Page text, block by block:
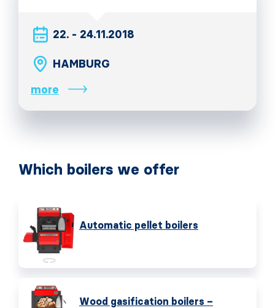
22. - 24.11.2018
HAMBURG
more
Which boilers we offer
Automatic pellet boilers
Wood gasification boilers –